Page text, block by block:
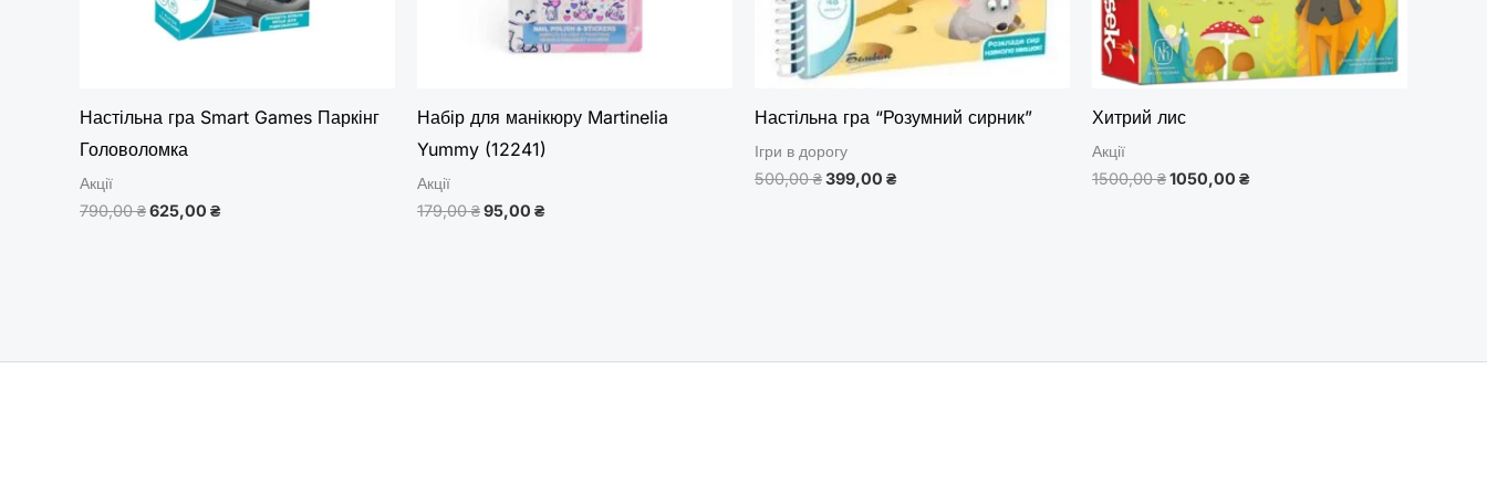
Настільна гра Smart Games Паркінг
Головоломка
Акції
790,00₴625,00 ₴
Набір для манікюру Martinelia
Yummy (12241)
Акції
179,00₴95,00 ₴
Настільна гра “Розумний сирник”
Ігри в дорогу
500,00₴399,00 ₴
Хитрий лис
Акції
1500,00₴1050,00 ₴